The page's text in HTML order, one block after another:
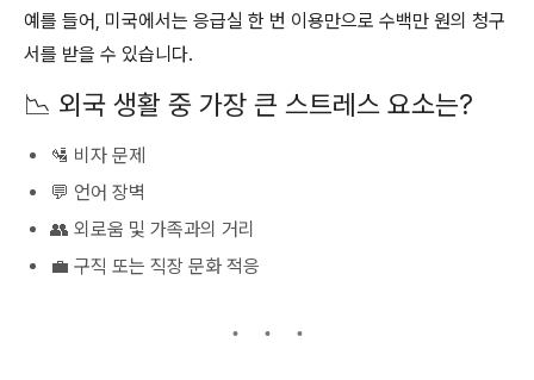
예를 들어, 미국에서는 응급실 한 번 이용만으로 수백만 원의 청구
서를 받을 수 있습니다.
📉 외국 생활 중 가장 큰 스트레스 요소는?
🛂 비자 문제
💬 언어 장벽
👥 외로움 및 가족과의 거리
💼 구직 또는 직장 문화 적응